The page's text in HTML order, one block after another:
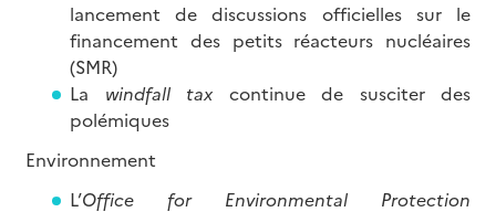
lancement de discussions officielles sur le
financement des petits réacteurs nucléaires
(SMR)
La windfall tax continue de susciter des
polémiques
Environnement
L’Office for Environmental Protection